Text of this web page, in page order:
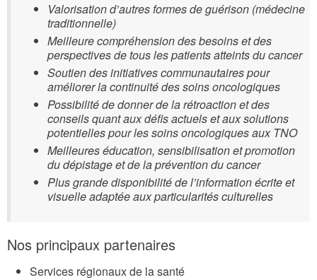
Valorisation d’autres formes de guérison (médecine
traditionnelle)
Meilleure compréhension des besoins et des
perspectives de tous les patients atteints du cancer
Soutien des initiatives communautaires pour
améliorer la continuité des soins oncologiques
Possibilité de donner de la rétroaction et des
conseils quant aux défis actuels et aux solutions
potentielles pour les soins oncologiques aux TNO
Meilleures éducation, sensibilisation et promotion
du dépistage et de la prévention du cancer
Plus grande disponibilité de l’information écrite et
visuelle adaptée aux particularités culturelles
Nos principaux partenaires
Services régionaux de la santé